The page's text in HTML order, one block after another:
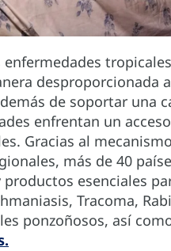
enfermedades
desproporcionada
de soportar una
enfrentan un
Gracias al
más de 40
esenciales
Tracoma,
ponzoñosos, así